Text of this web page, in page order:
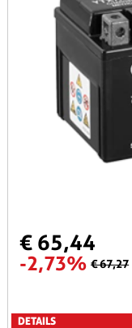
€ 65,44
-2,73% € 67,27
DETAILS